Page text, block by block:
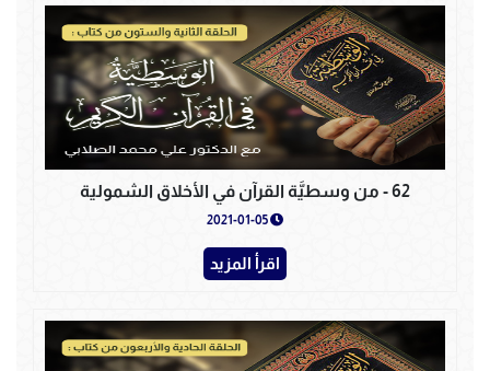
62 - من وسطيَّة القرآن في الأخلاق الشمولية
اقرأ المزيد